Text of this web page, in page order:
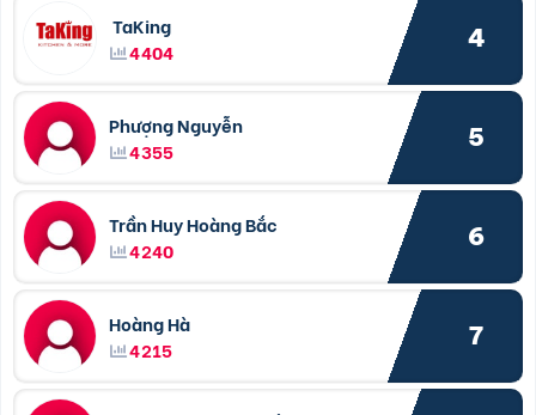
TaKing
4404
4
Phượng Nguyễn
4355
5
Trần Huy Hoàng Bắc
4240
6
Hoàng Hà
4215
7